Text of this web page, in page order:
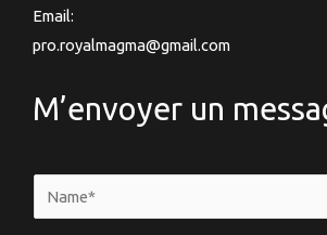
Email:
pro.royalmagma@gmail.com
M’envoyer un
a